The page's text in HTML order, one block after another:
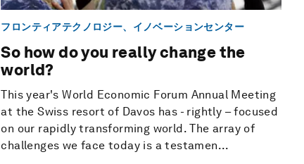
フロンティアテクノロジー、イノベーションセンター
So how do you really change the
world?
This year's World Economic Forum Annual Meeting
at the Swiss resort of Davos has - rightly – focused
on our rapidly transforming world. The array of
challenges we face today is a testamen...